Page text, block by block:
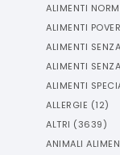
ALIMENTI
ALIMENTI
ALIMENTI
ALIMENTI
ALIMENTI
ALLERGIE (12)
ALTRI (3639)
ANIMALI